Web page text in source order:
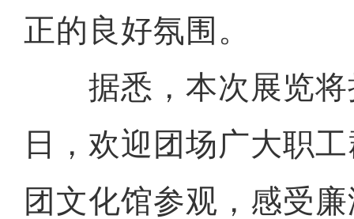
正的良好氛围。
据悉，本次展览将
日，欢迎团场广大职
团文化馆参观，感受